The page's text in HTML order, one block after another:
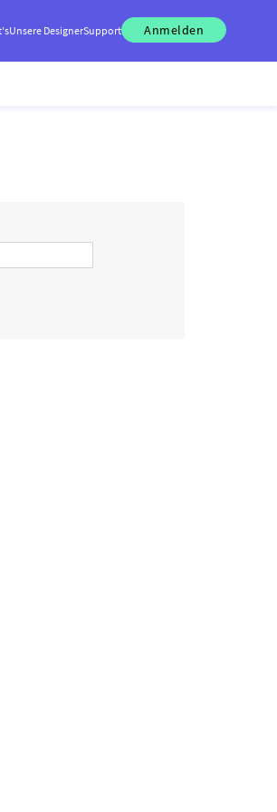
Unsere DesignerSupport Anmelden